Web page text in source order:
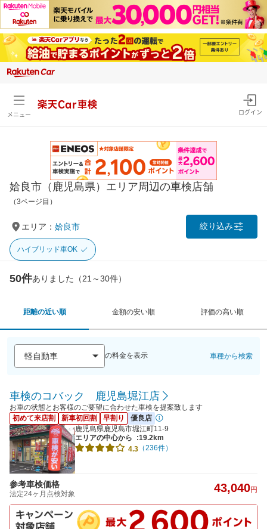
メニュー
楽天Car車検
ログイン
姶良市（鹿児島県）エリア周辺の車検店舗
（3ページ目）
エリア： 姶良市 絞り込み
ハイブリッド車OK
50件ありました（21～30件）
距離の近い順 金額の安い順 評価の高い順
の料金を表示 車種から検索
車検のコバック 鹿児島堀江店
お車の状態とお客様のご要望に合わせた車検を提案致します
初めて来店割
新車初回割 早割り
優良店
鹿児島県鹿児島市堀江町11-9
エリアの中心から
:19.2km
4.3 （236件）
参考車検価格
法定24ヶ月点検対象 43,040円